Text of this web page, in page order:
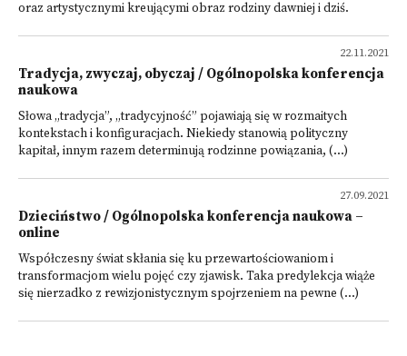
oraz artystycznymi kreującymi obraz rodziny dawniej i dziś.
22.11.2021
Tradycja, zwyczaj, obyczaj / Ogólnopolska konferencja
naukowa
Słowa „tradycja”, „tradycyjność” pojawiają się w rozmaitych
kontekstach i konfiguracjach. Niekiedy stanowią polityczny
kapitał, innym razem determinują rodzinne powiązania, (...)
27.09.2021
Dzieciństwo / Ogólnopolska konferencja naukowa –
online
Współczesny świat skłania się ku przewartościowaniom i
transformacjom wielu pojęć czy zjawisk. Taka predylekcja wiąże
się nierzadko z rewizjonistycznym spojrzeniem na pewne (...)